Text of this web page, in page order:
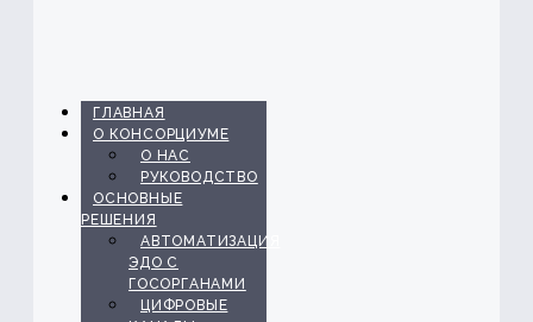
ГЛАВНАЯ
О КОНСОРЦИУМЕ
О НАС
РУКОВОДСТВО
ОСНОВНЫЕ
РЕШЕНИЯ
АВТОМАТИЗАЦИЯ
ЭДО С
ГОСОРГАНАМИ
ЦИФРОВЫЕ